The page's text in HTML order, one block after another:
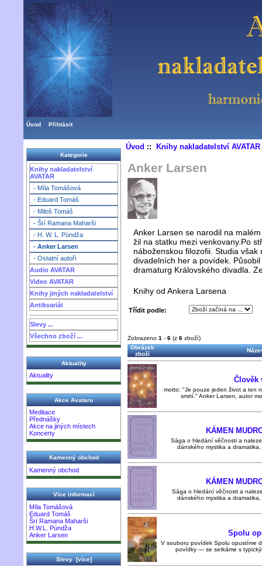
Úvod Přihlásit
Kategorie
Knihy nakladatelství
AVATAR
- Míla Tomášová
- Eduard Tomáš
- Miloš Tomáš
- Šrí Ramana Maharši
- H. W. L. Púndža
- Anker Larsen
- Ostatní autoři
Audio AVATAR
Video AVATAR
Knihy jiných nakladatelství
Antikvariát
Slevy ...
Všechno zboží ...
Aktuality
Aktuality
Akce Avataru
Meditace
Přednášky
Akce na jiných místech
Koncerty
Kamenný obchod
Kamenný obchod
Více informací
Míla Tomášová
Eduard Tomáš
Šrí Ramana Maharši
H.W.L. Púndža
Anker Larsen
Slevy [více]
Úvod :: Knihy nakladatelství AVATAR
Anker Larsen
Anker Larsen se narodil na
žil na statku mezi venkovany.Po
náboženskou filozofii. Studia
divadelních her a povídek.
dramaturg Královského divadla.
Knihy od Ankera Larsena
Třídit podle:
Zobrazeno 1 - 6 (z 6 zboží)
Obrázek
zboží
Člověk
motto: "Je pouze jeden život a ten
smrtí." Anker Larsen, autor
KÁMEN
Sága o hledání věčnosti a
dánského mystika a
KÁMEN
Sága o hledání věčnosti a
dánského mystika a
Spolu
V souboru povídek Spolu opustíme
povídky — se setkáme s